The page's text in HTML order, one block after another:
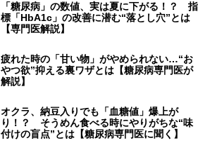
「糖尿病」の数値、実は夏に下がる！？ 指
標「HbA1c」の改善に潜む“落とし穴”とは
【専門医解説】
疲れた時の「甘い物」がやめられない…“お
やつ欲”抑える裏ワザとは【糖尿病専門医が
解説】
オクラ、納豆入りでも「血糖値」爆上が
り！？ そうめん食べる時にやりがちな“味
付けの盲点”とは【糖尿病専門医に聞く】